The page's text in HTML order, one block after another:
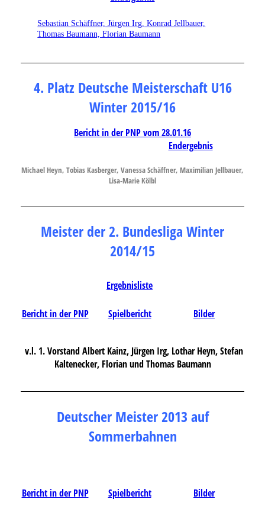
Sebastian Schäffner, Jürgen Irg, Konrad Jellbauer,
Thomas Baumann, Florian Baumann
4. Platz Deutsche Meisterschaft U16
Winter 2015/16
Bericht in der PNP vom 28.01.16
Endergebnis
Michael Heyn, Tobias Kasberger, Vanessa Schäffner, Maximilian Jellbauer,
Lisa-Marie Kölbl
Meister der 2. Bundesliga Winter
2014/15
Ergebnisliste
Bericht in der PNP Spielbericht Bilder
v.l. 1. Vorstand Albert Kainz, Jürgen Irg, Lothar Heyn, Stefan
Kaltenecker, Florian und Thomas Baumann
Deutscher Meister 2013 auf
Sommerbahnen
Bericht in der PNP Spielbericht Bilder